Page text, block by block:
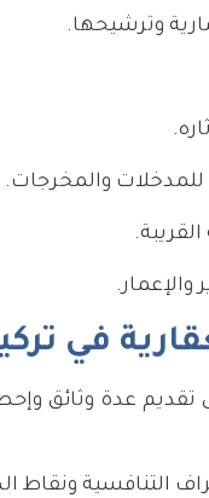
وترشيحها.
والمخرجات.
في
عدة وثائق
التنافسية ونقاط